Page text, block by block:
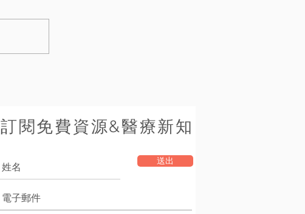
訂閱免費資源&醫療新知
送出